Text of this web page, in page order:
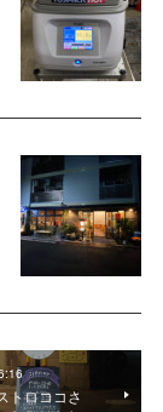
ロココさ